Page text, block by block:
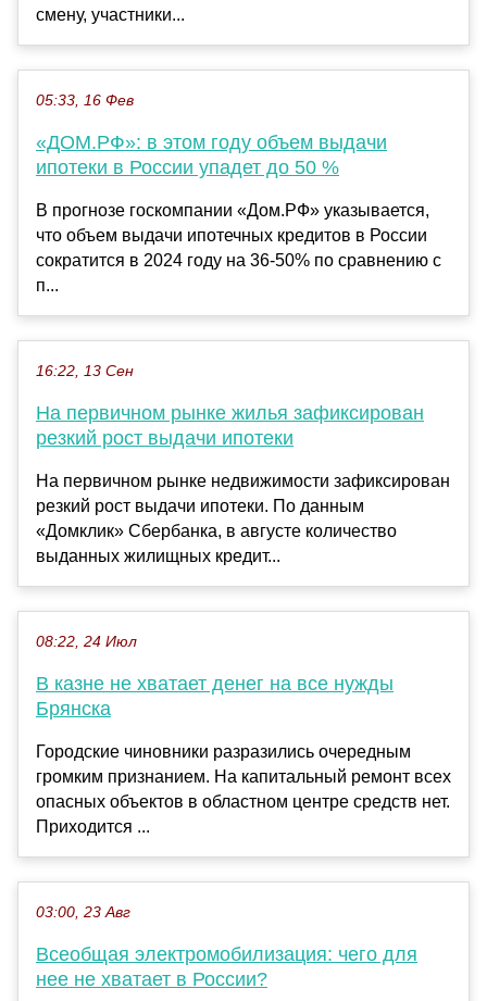
смену, участники...
05:33, 16 Фев
«ДОМ.РФ»: в этом году объем выдачи
ипотеки в России упадет до 50 %
В прогнозе госкомпании «Дом.РФ» указывается,
что объем выдачи ипотечных кредитов в России
сократится в 2024 году на 36-50% по сравнению с
п...
16:22, 13 Сен
На первичном рынке жилья зафиксирован
резкий рост выдачи ипотеки
На первичном рынке недвижимости зафиксирован
резкий рост выдачи ипотеки. По данным
«Домклик» Сбербанка, в августе количество
выданных жилищных кредит...
08:22, 24 Июл
В казне не хватает денег на все нужды
Брянска
Городские чиновники разразились очередным
громким признанием. На капитальный ремонт всех
опасных объектов в областном центре средств нет.
Приходится ...
03:00, 23 Авг
Всеобщая электромобилизация: чего для
нее не хватает в России?